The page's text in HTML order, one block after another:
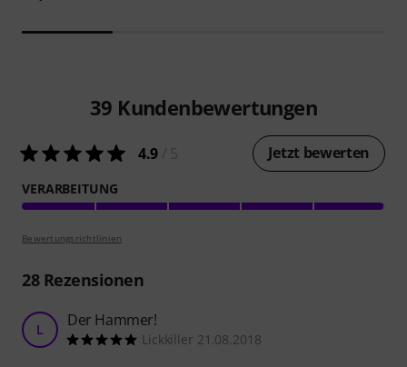
39 Kundenbewertungen
4.9 Jetzt bewerten
VERARBEITUNG
Bewertungsrichtlinien
28Rezensionen
L Der Hammer!
Lickkiller 21.08.2018